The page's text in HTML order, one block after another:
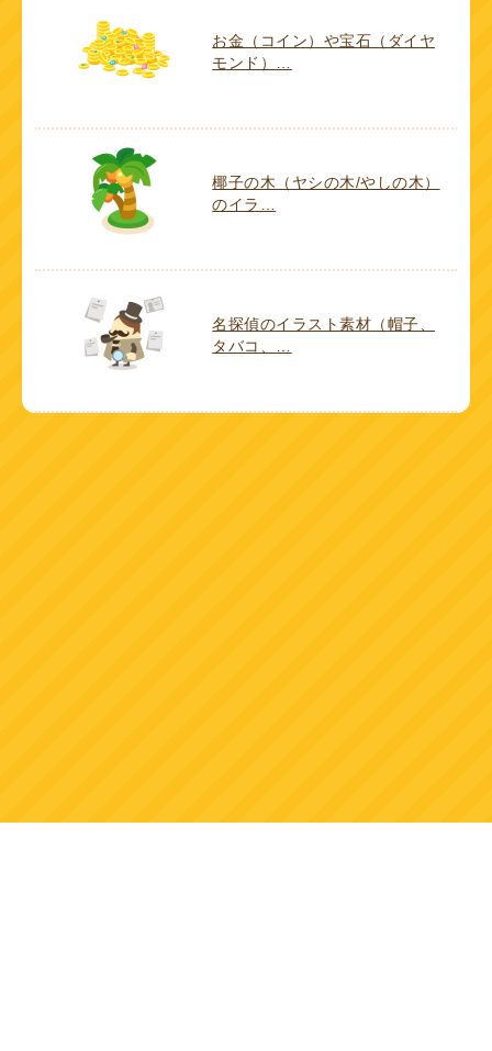
お金（コイン）や宝石（ダイヤ
モンド）…
椰子の木（ヤシの木/やしの木）
のイラ…
名探偵のイラスト素材（帽子、
タバコ、…